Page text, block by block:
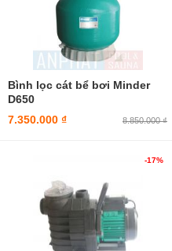
Bình lọc cát bể bơi Minder
D650
7.350.000 ₫
8.850.000 ₫
-17%